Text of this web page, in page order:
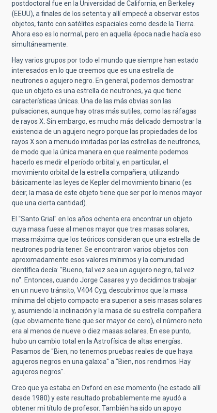
postdoctoral fue en la Universidad de California, en Berkeley
(EEUU), a finales de los setenta y allí empecé a observar estos
objetos, tanto con satélites espaciales como desde la Tierra.
Ahora eso es lo normal, pero en aquella época nadie hacía eso
simultáneamente.
Hay varios grupos por todo el mundo que siempre han estado
interesados ​​en lo que creemos que es una estrella de
neutrones o agujero negro. En general, podemos demostrar
que un objeto es una estrella de neutrones, ya que tiene
características únicas. Una de las más obvias son las
pulsaciones, aunque hay otras más sutiles, como las ráfagas
de rayos X. Sin embargo, es mucho más delicado demostrar la
existencia de un agujero negro porque las propiedades de los
rayos X son a menudo imitadas por las estrellas de neutrones,
de modo que la única manera en que realmente podemos
hacerlo es medir el período orbital y, en particular, el
movimiento orbital de la estrella compañera, utilizando
básicamente las leyes de Kepler del movimiento binario (es
decir, la masa de este objeto tiene que ser por lo menos mayor
que una cierta cantidad).
El "Santo Grial" en los años ochenta era encontrar un objeto
cuya masa fuese al menos mayor que tres masas solares,
masa máxima que los teóricos consideran que una estrella de
neutrones podría tener. Se encontraron varios objetos con
aproximadamente esos valores mínimos y la comunidad
científica decía: "Bueno, tal vez sea un agujero negro, tal vez
no". Entonces, cuando Jorge Casares y yo decidimos trabajar
en un nuevo tránsito, V404 Cyg, descubrimos que la masa
mínima del objeto compacto era superior a seis masas solares
y, asumiendo la inclinación y la masa de su estrella compañera
(que obviamente tiene que ser mayor de cero), el número neto
era al menos de nueve o diez masas solares. En ese punto,
hubo un cambio total en la Astrofísica de altas energías.
Pasamos de "Bien, no tenemos pruebas reales de que haya
agujeros negros en una galaxia" a "Bien, nos rendimos. Hay
agujeros negros".
Creo que ya estaba en Oxford en ese momento (he estado allí
desde 1980) y este resultado probablemente me ayudó a
obtener mi título de profesor. También ha sido un apoyo